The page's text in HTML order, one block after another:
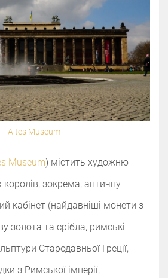
Altes Museum
Museum) містить художню
королів, зокрема, античну
кабінет (найдавніші монети з
золота та срібла, римські
Стародавньої Греції,
з Римської імперії,